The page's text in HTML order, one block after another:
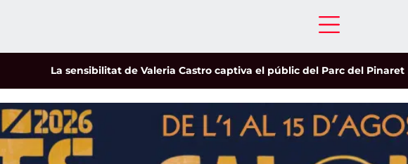
La sensibilitat de Valeria Castro captiva el públic del Parc del Pinaret|La